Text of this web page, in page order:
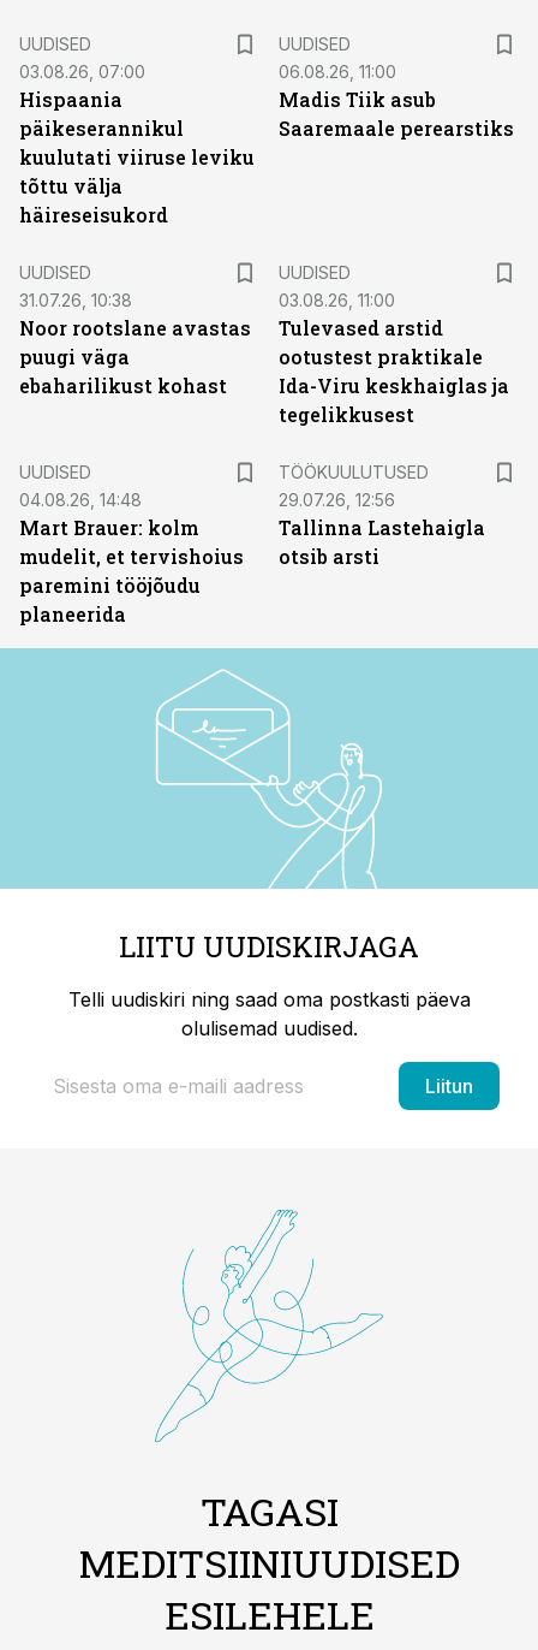
UUDISED
03.08.26, 07:00
Hispaania
päikeserannikul
kuulutati viiruse leviku
tõttu välja
häireseisukord
UUDISED
06.08.26, 11:00
Madis Tiik asub
Saaremaale perearstiks
UUDISED
31.07.26, 10:38
Noor rootslane avastas
puugi väga
ebaharilikust kohast
UUDISED
03.08.26, 11:00
Tulevased arstid
ootustest praktikale
Ida-Viru keskhaiglas ja
tegelikkusest
UUDISED
04.08.26, 14:48
Mart Brauer: kolm
mudelit, et tervishoius
paremini tööjõudu
planeerida
TÖÖKUULUTUSED
29.07.26, 12:56
Tallinna Lastehaigla
otsib arsti
LIITU UUDISKIRJAGA
Telli uudiskiri ning saad oma postkasti päeva
olulisemad uudised.
Liitun
TAGASI
MEDITSIINIUUDISED
ESILEHELE